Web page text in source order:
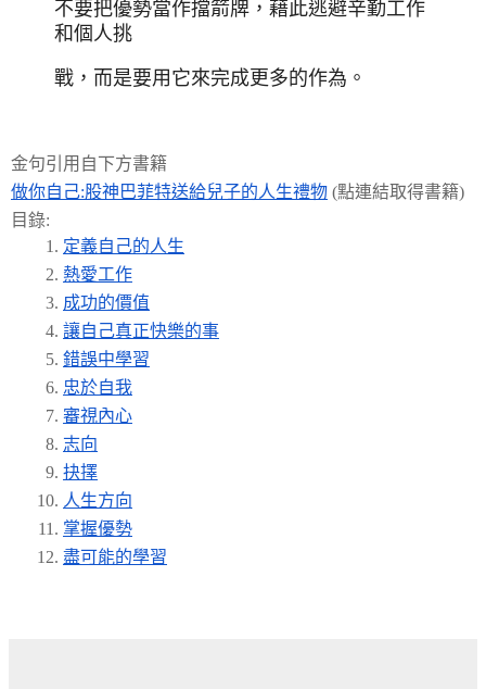
不要把優勢當作擋箭牌，藉此逃避辛勤工作
和個人挑
戰， 而是要用它來完成更多的作為。
金句引用自下方書籍
做你自己:股神巴菲特送給兒子的人生禮物 (點連結取得書籍)
目錄:
定義自己的人生
熱愛工作
成功的價值
讓自己真正快樂的事
錯誤中學習
忠於自我
審視內心
志向
抉擇
人生方向
掌握優勢
盡可能的學習